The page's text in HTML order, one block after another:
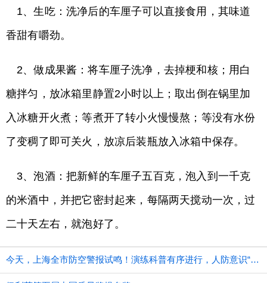
1、生吃：洗净后的车厘子可以直接食用，其味道
香甜有嚼劲。
2、做成果酱：将车厘子洗净，去掉梗和核；用白
糖拌匀，放冰箱里静置2小时以上；取出倒在锅里加
入冰糖开火煮；等煮开了转小火慢慢熬；等没有水份
了变稠了即可关火，放凉后装瓶放入冰箱中保存。
3、泡酒：把新鲜的车厘子五百克，泡入到一千克
的米酒中，并把它密封起来，每隔两天搅动一次，过
二十天左右，就泡好了。
今天，上海全市防空警报试鸣！演练科普有序进行，人防意识“声入人心”